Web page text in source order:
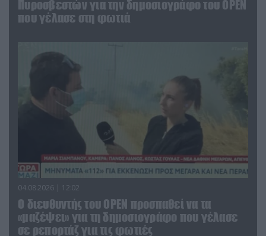
Πυροσβεστών για την δημοσιογράφο του OPEN
που γέλασε στη φωτιά
04.08.2026 | 12:02
O διευθυντής του OPEN προσπαθεί να τα
«μαζέψει» για τη δημοσιογράφο που γέλασε
σε ρεπορτάζ για τις φωτιές